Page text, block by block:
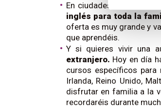
En ciudades grandes
inglés para toda la
oferta es muy grande y
que aprendéis.
Y si quieres vivir una
extranjero. Hoy en día
cursos específicos
Irlanda, Reino Unido,
disfrutar en familia a la
recordaréis durante